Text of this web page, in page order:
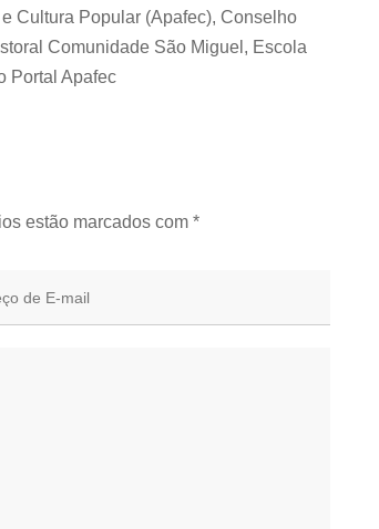
Cultura Popular (Apafec), Conselho
Comunidade São Miguel, Escola
Portal Apafec
estão marcados com *